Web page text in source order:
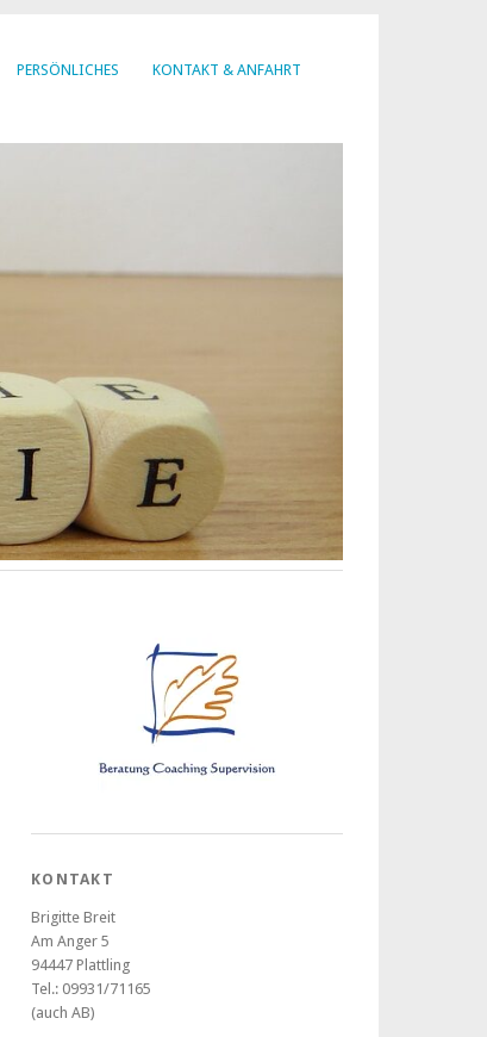
PERSÖNLICHES KONTAKT & ANFAHRT
KONTAKT
Brigitte Breit
Am Anger 5
94447 Plattling
Tel.: 09931/71165
(auch AB)